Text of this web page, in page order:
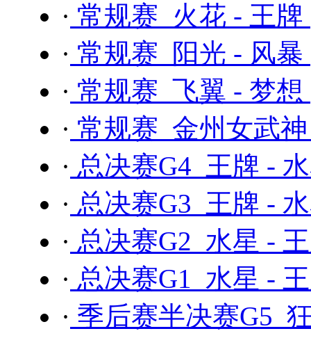
· 常规赛 火花 - 王牌
· 常规赛 阳光 - 风暴
· 常规赛 飞翼 - 梦想
· 常规赛 金州女武
· 总决赛G4 王牌 -
· 总决赛G3 王牌 -
· 总决赛G2 水星 -
· 总决赛G1 水星 -
· 季后赛半决赛G5